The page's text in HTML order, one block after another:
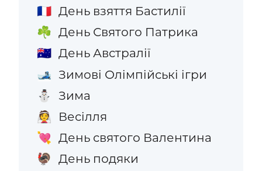
🇫🇷 День взяття Бастилії
☘️ День Святого Патрика
🇦🇺 День Австралії
🎿 Зимові Олімпійські ігри
⛄ Зима
👰 Весілля
💘 День святого Валентина
🦃 День подяки